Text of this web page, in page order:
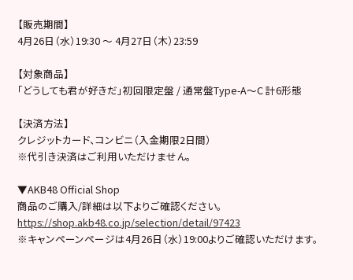
【販売期間】
4月26日（水）19:30 〜 4月27日（木）23:59
【対象商品】
「どうしても君が好きだ」初回限定盤 / 通常盤Type-A〜C 計6形態
【決済方法】
クレジットカード、コンビニ（入金期限2日間）
※代引き決済はご利用いただけません。
▼AKB48 Official Shop
商品のご購入/詳細は以下よりご確認ください。
https://shop.akb48.co.jp/selection/detail/97423
※キャンペーンページは4月26日（水）19:00よりご確認いただけます。